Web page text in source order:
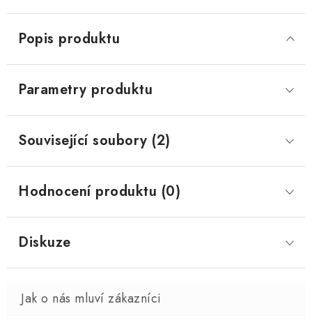
Popis produktu
Parametry produktu
Související soubory (2)
Hodnocení produktu (0)
Diskuze